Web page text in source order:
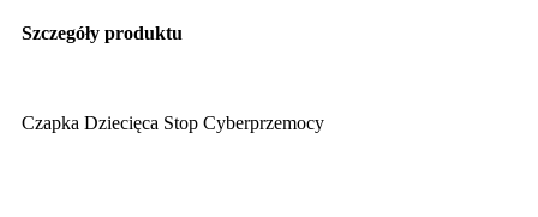
Szczegóły produktu
Czapka Dziecięca Stop Cyberprzemocy